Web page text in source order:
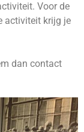
Voor de
activiteit krijg je
dan contact